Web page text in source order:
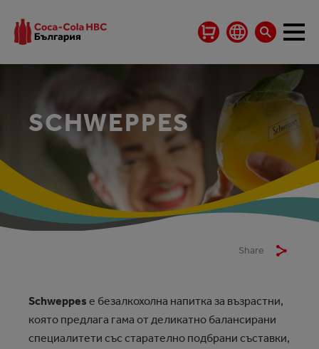
SCHWEPPES
Share
Schweppes е безалкохолна напитка за възрастни,
която предлага гама от деликатно балансирани
специалитети със старателно подбрани съставки,